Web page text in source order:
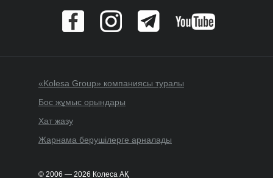
«Kolesa Group» компаниясы туралы
Бос жұмыс орындары
Хат жазу
Жарнама берушілерге арналады
© 2006 — 2026 Колеса АҚ